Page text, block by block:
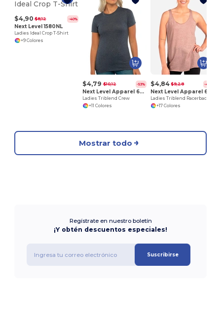
$4,90 $8,12 -40%
Next Level 1580NL
Ladies Ideal Crop T-Shirt
+9 Colores
$4,79 $10,12 -53%
Next Level Apparel 6710
Ladies Triblend Crew
+11 Colores
$4,84 $9,28 -48%
+17 Colores
Mostrar todo
Regístrate en nuestro boletín
¡Y obtén descuentos especiales!
Suscribirse